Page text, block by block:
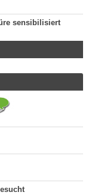
sensibilisiert